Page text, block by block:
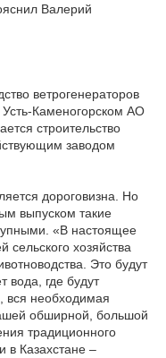
Валерий
ветрогенераторов
Каменогорском АО
строительство
заводом
дороговизна. Но
выпуском такие
«В настоящее
хозяйства
Это будут
вода, где будут
вся необходимая
обширной, большой
традиционного
в Казахстане –